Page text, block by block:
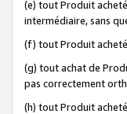
(e) tout Produit
intermédiaire, sans
(f) tout Produit
(g) tout achat de
pas correctement
(h) tout Produit